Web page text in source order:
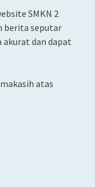
SMKN 2
berita seputar
akurat dan dapat
atas